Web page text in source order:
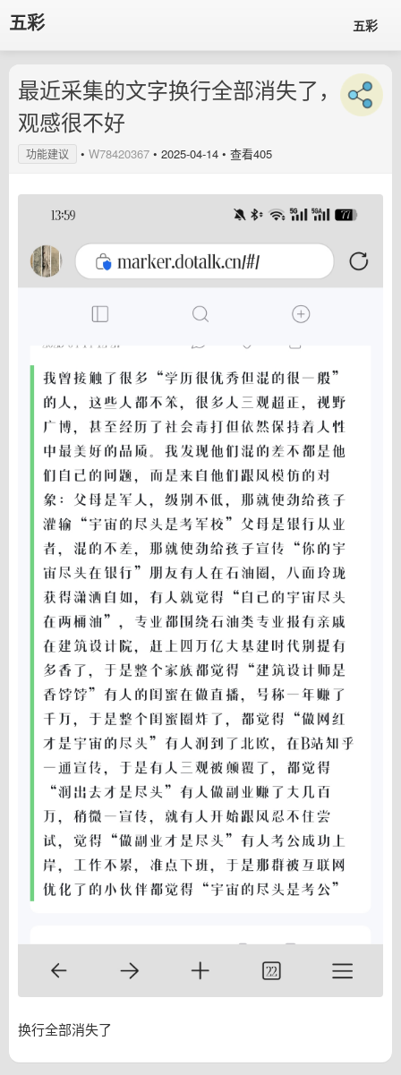
五彩 五彩
最近采集的文字换行全部消失了，
观感很不好
功能建议 • W78420367 • 2025-04-14 • 查看405
换行全部消失了